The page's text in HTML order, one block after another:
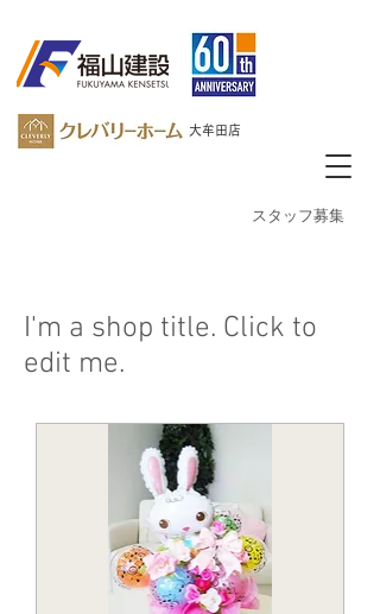
大牟田店
​スタッフ募集
I'm a shop title. Click to
edit me.